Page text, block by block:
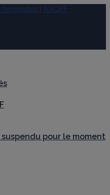
pour le moment